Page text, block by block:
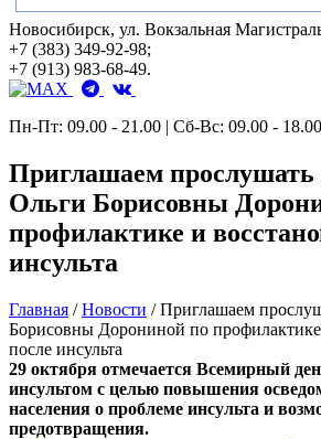
Новосибирск, ул. Вокзальная
+7 (383) 349-92-98;
+7 (913) 983-68-49.
Пн-Пт: 09.00 - 21.00 | Сб-Вс: 09.00 - 18.00
Приглашаем
Ольги Борисовны
профилактике и
инсульта
Главная /Новости /Приглашаем
Борисовны Дорониной по
после инсульта
29 октября отмечается Всемирный
инсультом с целью повышения
населения о проблеме инсульта и
предотвращения.